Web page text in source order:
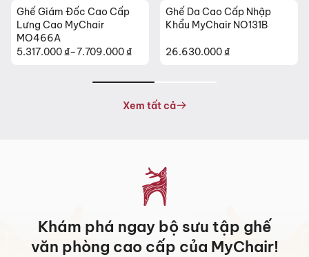
Ghế Giám Đốc Cao Cấp
Lưng Cao MyChair
MO466A
5.317.000 ₫–7.709.000 ₫
Khoảng
Ghế Da Cao Cấp Nhập
Khẩu MyChair NO131B
26.630.000 ₫
Xem tất cả
Khám phá ngay bộ sưu tập ghế
văn phòng cao cấp của MyChair!